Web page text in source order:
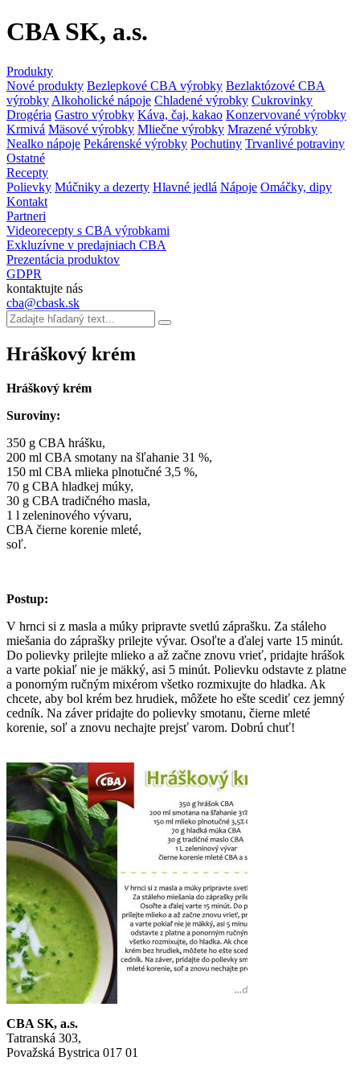
CBA SK, a.s.
Produkty
Nové produkty Bezlepkové CBA výrobky Bezlaktózové CBA
výrobky Alkoholické nápoje Chladené výrobky Cukrovinky
Drogéria Gastro výrobky Káva, čaj, kakao Konzervované výrobky
Krmivá Mäsové výrobky Mliečne výrobky Mrazené výrobky
Nealko nápoje Pekárenské výrobky Pochutiny Trvanlivé potraviny
Ostatné
Recepty
Polievky Múčniky a dezerty Hlavné jedlá Nápoje Omáčky, dipy
Kontakt
Partneri
Videorecepty s CBA výrobkami
Exkluzívne v predajniach CBA
Prezentácia produktov
GDPR
kontaktujte nás
cba@cbask.sk
Hráškový krém
Hráškový krém
Suroviny:
350 g CBA hrášku,
200 ml CBA smotany na šľahanie 31 %,
150 ml CBA mlieka plnotučné 3,5 %,
70 g CBA hladkej múky,
30 g CBA tradičného masla,
1 l zeleninového vývaru,
CBA čierne korenie mleté,
soľ.
Postup:
V hrnci si z masla a múky pripravte svetlú záprašku. Za stáleho
miešania do záprašky prilejte vývar. Osoľte a ďalej varte 15 minút.
Do polievky prilejte mlieko a až začne znovu vrieť, pridajte hrášok
a varte pokiaľ nie je mäkký, asi 5 minút. Polievku odstavte z platne
a ponorným ručným mixérom všetko rozmixujte do hladka. Ak
chcete, aby bol krém bez hrudiek, môžete ho ešte scediť cez jemný
cedník. Na záver pridajte do polievky smotanu, čierne mleté
korenie, soľ a znovu nechajte prejsť varom. Dobrú chuť!
CBA SK, a.s.
Tatranská 303,
Považská Bystrica 017 01